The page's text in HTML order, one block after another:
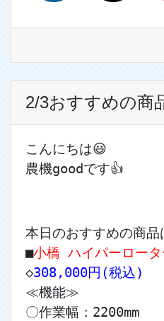
2/3おすすめの商
こんにちは😃
農機goodです👍
本日のおすすめの商品
■小橋 ハイパーロー
◇308,000円(税込)
≪機能≫
〇作業幅：2200mm